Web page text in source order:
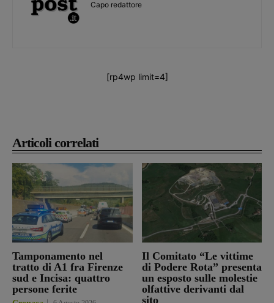
Articoli correlati
Tamponamento nel
tratto di A1 fra Firenze
sud e Incisa: quattro
persone ferite
Il Comitato “Le vittime
di Podere Rota” presenta
un esposto sulle molestie
olfattive derivanti dal
sito
Capo redattore
[rp4wp limit=4]